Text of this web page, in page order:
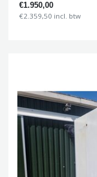
€1.950,00
€2.359,50 incl. btw